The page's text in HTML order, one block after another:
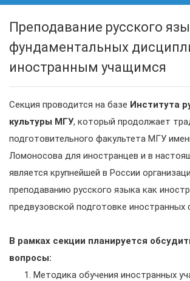
Преподавание русского
фундаментальных
иностранным учащимся
Секция проводится на базе Института
культуры МГУ, который продолжает
подготовительного факультета МГУ
Ломоносова для иностранцев и в
является крупнейшей в России
преподаванию русского языка как
предвузовской подготовке иностранных
В рамках секции планируется
вопросы:
Методика обучения иностранных